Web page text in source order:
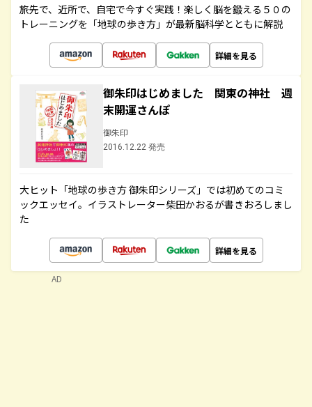
旅先で、近所で、自宅で今すぐ実践！楽しく脳を鍛える５０の
トレーニングを「地球の歩き方」が最新脳科学とともに解説
詳細を見る
御朱印はじめました 関東の神社 週
末開運さんぽ
御朱印
2016.12.22 発売
大ヒット「地球の歩き方 御朱印シリーズ」では初めてのコミ
ックエッセイ。イラストレーター柴田かおるが書きおろしまし
た
詳細を見る
AD